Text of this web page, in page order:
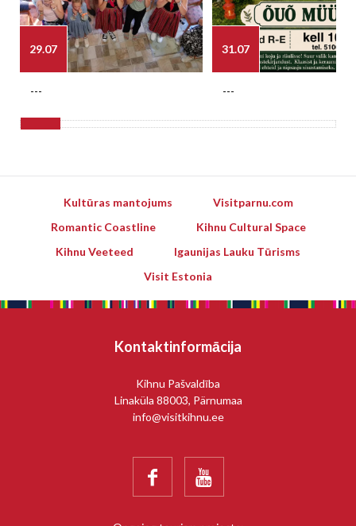
29.07
---
31.07
---
Kultūras mantojums
Visitparnu.com
Romantic Coastline
Kihnu Cultural Space
Kihnu Veeteed
Igaunijas Lauku Tūrisms
Visit Estonia
Kontaktinformācija
Kihnu Pašvaldība
Linaküla 88003, Pärnumaa
info@visitkihnu.ee
 